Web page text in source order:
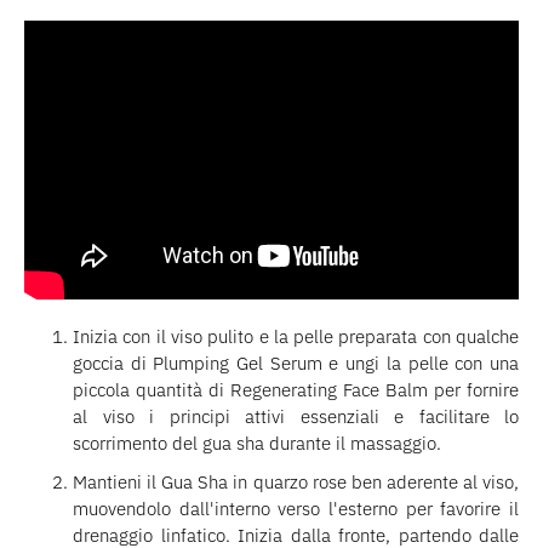
Inizia con il viso pulito e la pelle preparata con qualche
goccia di Plumping Gel Serum e ungi la pelle con una
piccola quantità di Regenerating Face Balm per fornire
al viso i principi attivi essenziali e facilitare lo
scorrimento del gua sha durante il massaggio.
Mantieni il Gua Sha in quarzo rose ben aderente al viso,
muovendolo dall'interno verso l'esterno per favorire il
drenaggio linfatico. Inizia dalla fronte, partendo dalle